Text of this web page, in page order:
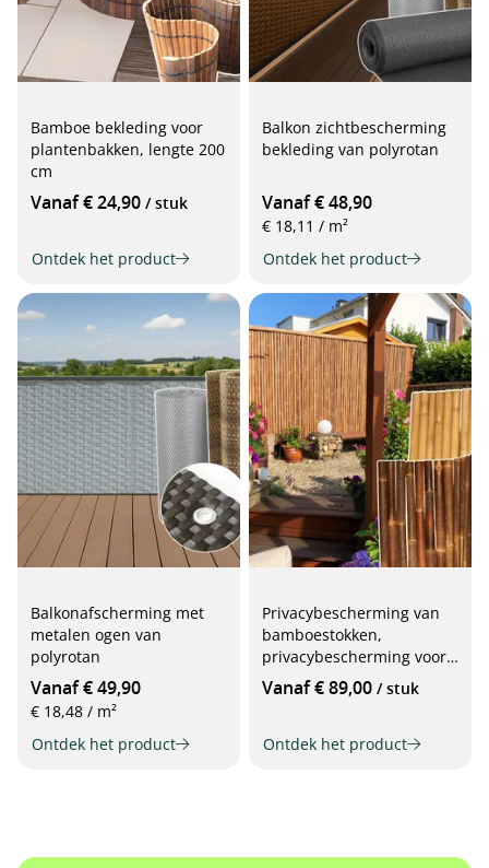
Bamboe bekleding voor
plantenbakken, lengte 200
cm
Vanaf € 24,90 / stuk
Ontdek het product
Balkon zichtbescherming
bekleding van polyrotan
Vanaf € 48,90
€ 18,11 / m²
Ontdek het product
Balkonafscherming met
metalen ogen van
polyrotan
Vanaf € 49,90
€ 18,48 / m²
Ontdek het product
Privacybescherming van
bamboestokken,
privacybescherming voor
terras of balkon
Vanaf € 89,00 / stuk
Ontdek het product